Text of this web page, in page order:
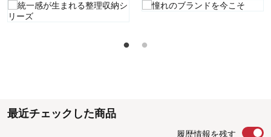
最近チェックした商品
履歴情報を残す